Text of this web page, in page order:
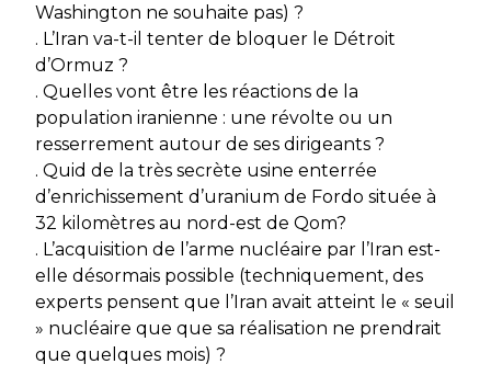
Washington ne souhaite pas) ?
. L’Iran va-t-il tenter de bloquer le Détroit
d’Ormuz ?
. Quelles vont être les réactions de la
population iranienne : une révolte ou un
resserrement autour de ses dirigeants ?
. Quid de la très secrète usine enterrée
d’enrichissement d’uranium de Fordo située à
32 kilomètres au nord-est de Qom?
. L’acquisition de l’arme nucléaire par l’Iran est-
elle désormais possible (techniquement, des
experts pensent que l’Iran avait atteint le « seuil
» nucléaire que que sa réalisation ne prendrait
que quelques mois) ?